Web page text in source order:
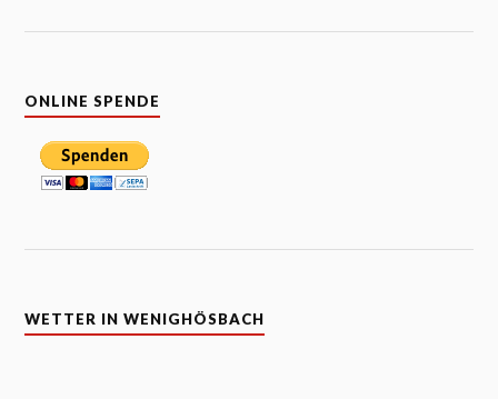
ONLINE SPENDE
WETTER IN WENIGHÖSBACH